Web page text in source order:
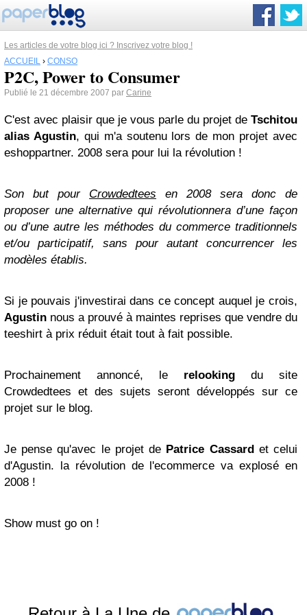
Les articles de votre blog ici ? Inscrivez votre blog !
ACCUEIL › CONSO
P2C, Power to Consumer
Publié le 21 décembre 2007 par Carine
C'est avec plaisir que je vous parle du projet de Tschitou
alias Agustin, qui m'a soutenu lors de mon projet avec
eshoppartner. 2008 sera pour lui la révolution !
Son but pour Crowdedtees en 2008 sera donc de
proposer une alternative qui révolutionnera d’une façon
ou d’une autre les méthodes du commerce traditionnels
et/ou participatif, sans pour autant concurrencer les
modèles établis.
Si je pouvais j'investirai dans ce concept auquel je crois,
Agustin nous a prouvé à maintes reprises que vendre du
teeshirt à prix réduit était tout à fait possible.
Prochainement annoncé, le relooking du site
Crowdedtees et des sujets seront développés sur ce
projet sur le blog.
Je pense qu'avec le projet de Patrice Cassardet celui
d'Agustin. la révolution de l'ecommerce va explosé en
2008 !
Show must go on !